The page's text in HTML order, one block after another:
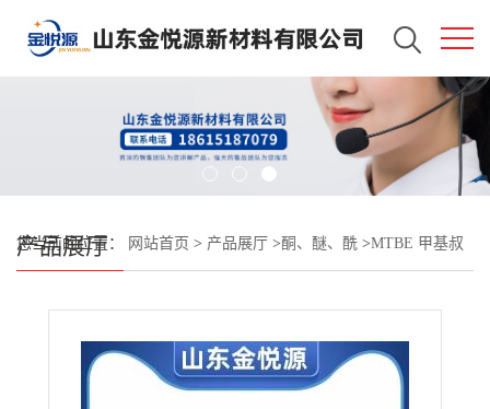
产品展厅
您当前的位置： 网站首页 > 产品展厅 >酮、醚、酰 >MTBE 甲基叔